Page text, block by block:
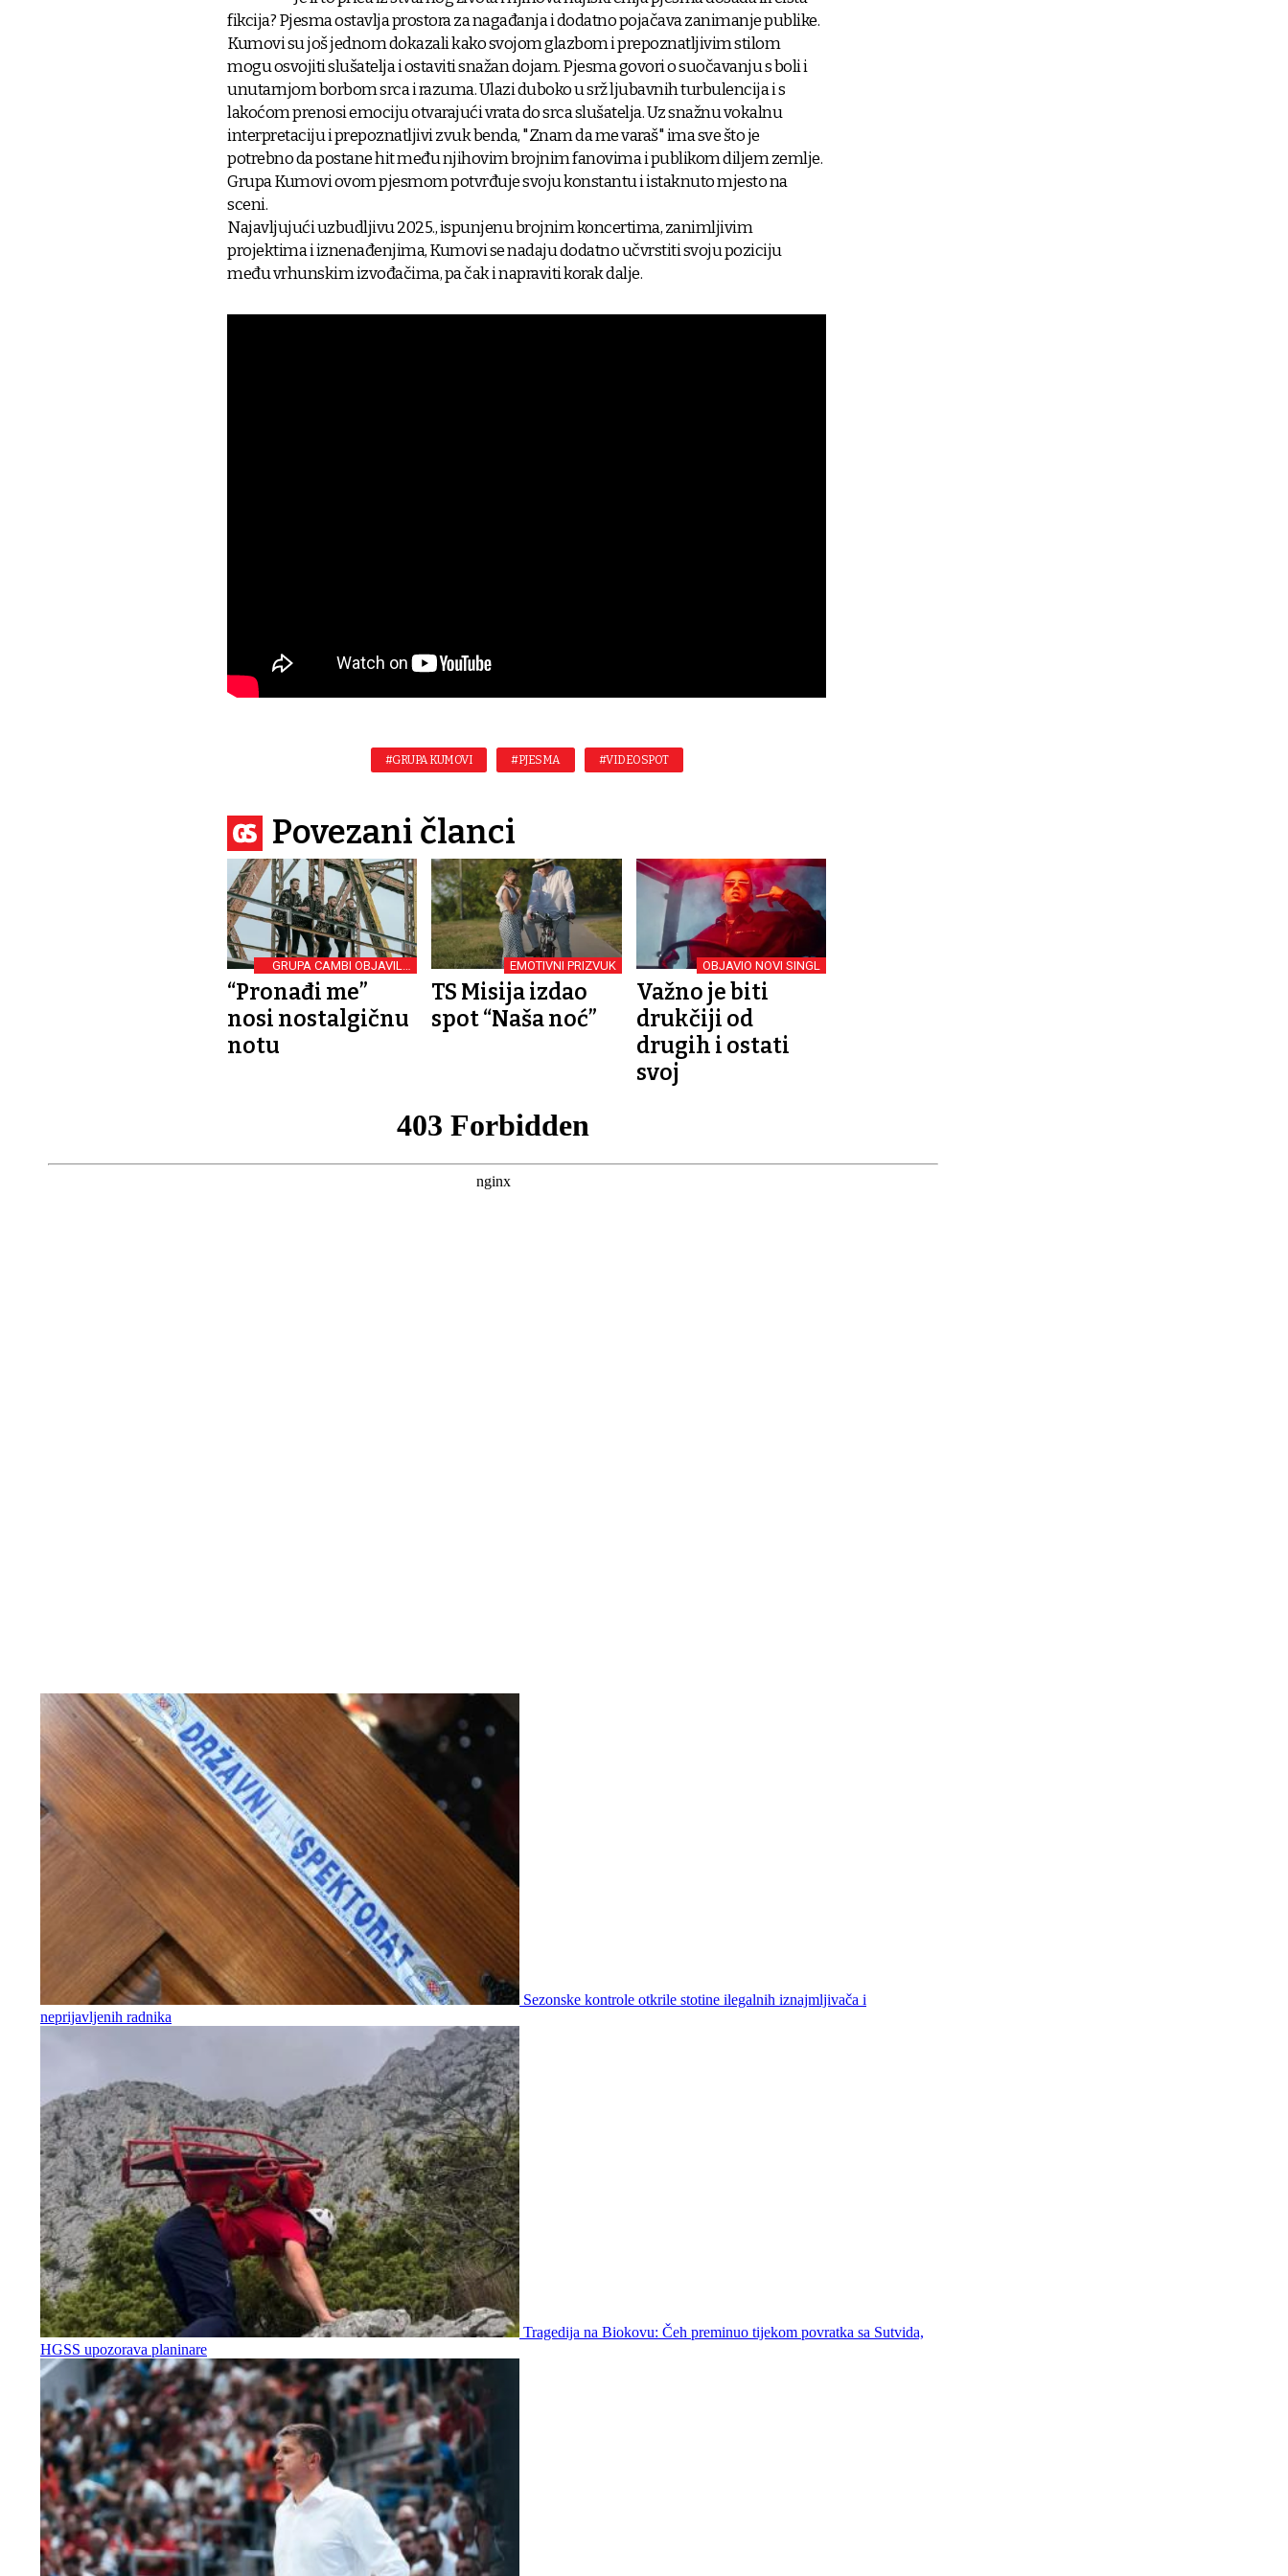
fikcija? Pjesma ostavlja prostora za nagađanja i dodatno pojačava zanimanje publike.
Kumovi su još jednom dokazali kako svojom glazbom i prepoznatljivim stilom
mogu osvojiti slušatelja i ostaviti snažan dojam. Pjesma govori o suočavanju s boli i
unutarnjom borbom srca i razuma. Ulazi duboko u srž ljubavnih turbulencija i s
lakoćom prenosi emociju otvarajući vrata do srca slušatelja. Uz snažnu vokalnu
interpretaciju i prepoznatljivi zvuk benda, "Znam da me varaš" ima sve što je
potrebno da postane hit među njihovim brojnim fanovima i publikom diljem zemlje.
Grupa Kumovi ovom pjesmom potvrđuje svoju konstantu i istaknuto mjesto na
sceni.
Najavljujući uzbudljivu 2025., ispunjenu brojnim koncertima, zanimljivim
projektima i iznenađenjima, Kumovi se nadaju dodatno učvrstiti svoju poziciju
među vrhunskim izvođačima, pa čak i napraviti korak dalje.
#GRUPA KUMOVI #PJESMA #VIDEOSPOT
Povezani članci
GRUPA CAMBI OBJAVILA
NOVI SINGL
“Pronađi me”
nosi nostalgičnu
notu
EMOTIVNI PRIZVUK
TS Misija izdao
spot “Naša noć”
OBJAVIO NOVI SINGL
Važno je biti
drukčiji od
drugih i ostati
svoj
Sezonske kontrole otkrile stotine ilegalnih iznajmljivača i
neprijavljenih radnika
Tragedija na Biokovu: Čeh preminuo tijekom povratka sa Sutvida,
HGSS upozorava planinare